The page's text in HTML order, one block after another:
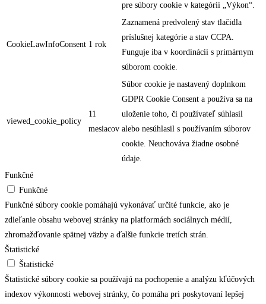
pre súbory cookie v kategórii „Výkon“.
CookieLawInfoConsent 1 rok
Zaznamená predvolený stav tlačidla
príslušnej kategórie a stav CCPA.
Funguje iba v koordinácii s primárnym
súborom cookie.
viewed_cookie_policy
11
mesiacov
Súbor cookie je nastavený doplnkom
GDPR Cookie Consent a používa sa na
uloženie toho, či používateľ súhlasil
alebo nesúhlasil s používaním súborov
cookie. Neuchováva žiadne osobné
údaje.
Funkčné
Funkčné
Funkčné súbory cookie pomáhajú vykonávať určité funkcie, ako je
zdieľanie obsahu webovej stránky na platformách sociálnych médií,
zhromažďovanie spätnej väzby a ďalšie funkcie tretích strán.
Štatistické
Štatistické
Štatistické súbory cookie sa používajú na pochopenie a analýzu kľúčových
indexov výkonnosti webovej stránky, čo pomáha pri poskytovaní lepšej